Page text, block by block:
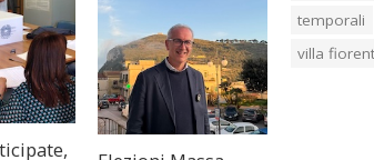
temporali
villa